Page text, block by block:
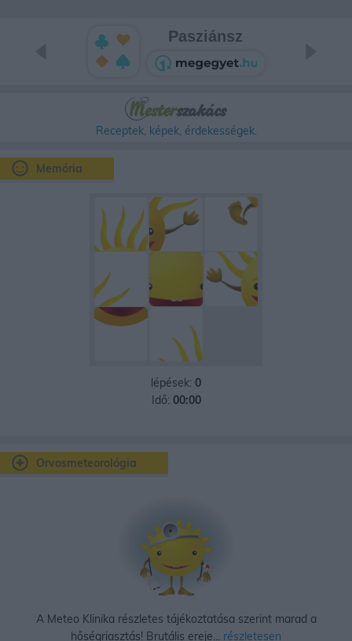
Orvosmeteorológia
A Meteo Klinika részletes tájékoztatása szerint marad a
hőségriasztás! Brutális ereje... részletesen
Memória
lépések: 0
Idő: 00:00
Pasziánsz
Receptek, képek, érdekességek.